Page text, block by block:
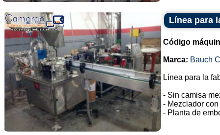
Línea para
Código
Marca: Bauch
Línea para la
- Sin camisa
- Mezclador
- Planta de